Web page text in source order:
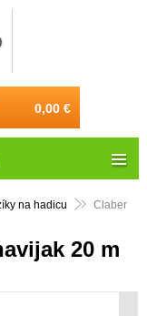
0,00 €
na hadicu
Claber
20 m